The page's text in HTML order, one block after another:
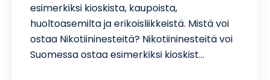
esimerkiksi kioskista, kaupoista,
huoltoasemilta ja erikoisliikkeistä. Mistä voi
ostaa Nikotiininesteitä? Nikotiininesteitä voi
Suomessa ostaa esimerkiksi kioskist…